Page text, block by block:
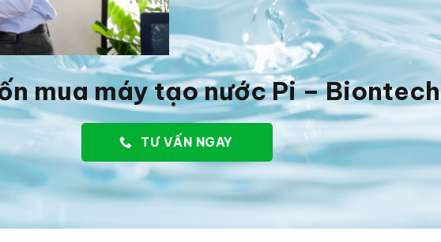
mua máy tạo nước Pi – Biontech
TƯ VẤN NGAY